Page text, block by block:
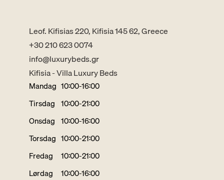
Leof. Kifisias 220, Kifisia 145 62, Greece
+30 210 623 0074
info@luxurybeds.gr
Kifisia - Villa Luxury Beds
Mandag
Tirsdag
Onsdag
Torsdag
Fredag
Lørdag
10:00-16:00
10:00-21:00
10:00-16:00
10:00-21:00
10:00-21:00
10:00-16:00